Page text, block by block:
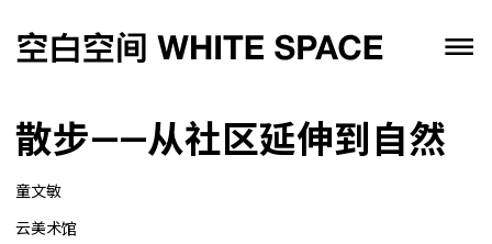
散步——从社区延伸到自然
童文敏
云美术馆